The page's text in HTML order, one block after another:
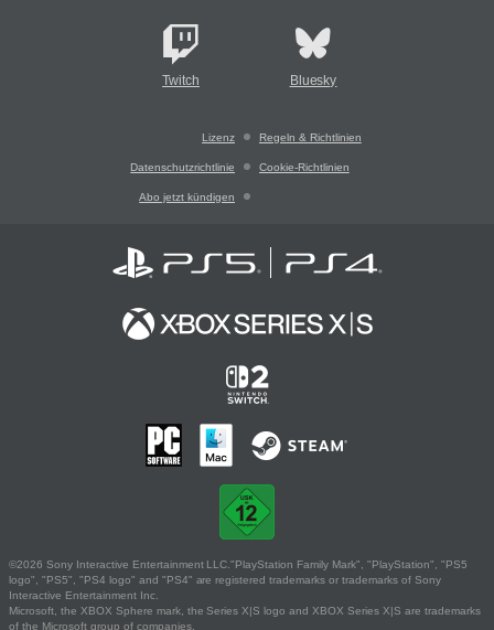
Twitch Bluesky
Lizenz Regeln & Richtlinien
Datenschutzrichtlinie Cookie-Richtlinien
Abo jetzt kündigen
©2026 Sony Interactive Entertainment LLC."PlayStation Family Mark", "PlayStation", "PS5
logo", "PS5", "PS4 logo" and "PS4" are registered trademarks or trademarks of Sony
Interactive Entertainment Inc.
Microsoft, the XBOX Sphere mark, the Series X|S logo and XBOX Series X|S are trademarks
of the Microsoft group of companies.